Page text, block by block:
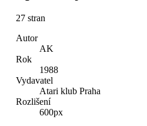
27 stran
Autor
AK
Rok
1988
Vydavatel
Atari klub Praha
Rozlišení
600px